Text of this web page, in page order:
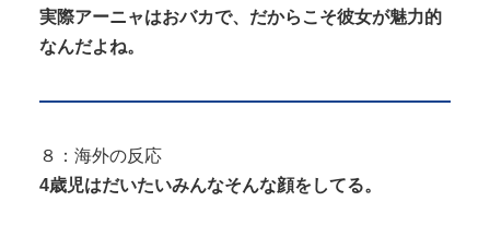
実際アーニャはおバカで、だからこそ彼女が魅力的
なんだよね。
８：海外の反応
4歳児はだいたいみんなそんな顔をしてる。